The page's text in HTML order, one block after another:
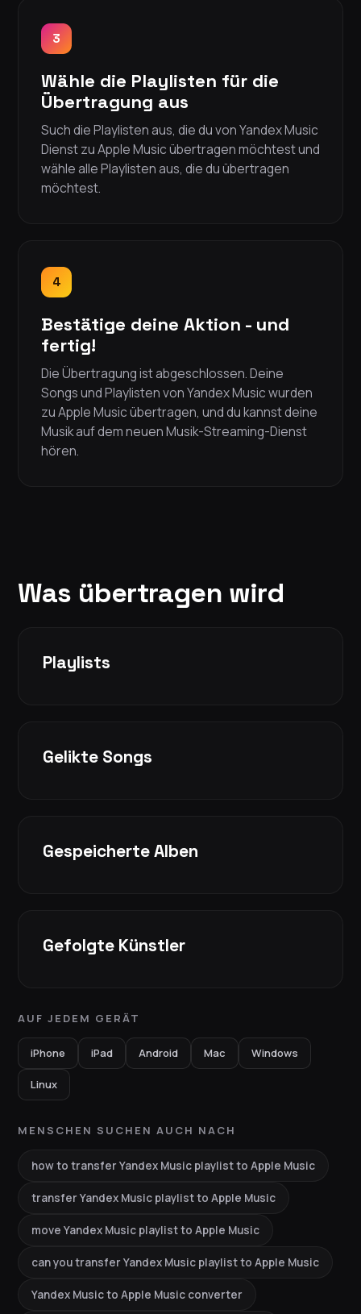
3
Wähle die Playlisten für die
Übertragung aus
Such die Playlisten aus, die du von Yandex Music
Dienst zu Apple Music übertragen möchtest und
wähle alle Playlisten aus, die du übertragen
möchtest.
4
Bestätige deine Aktion - und
fertig!
Die Übertragung ist abgeschlossen. Deine
Songs und Playlisten von Yandex Music wurden
zu Apple Music übertragen, und du kannst deine
Musik auf dem neuen Musik-Streaming-Dienst
hören.
Was übertragen wird
Playlists
Gelikte Songs
Gespeicherte Alben
Gefolgte Künstler
AUF JEDEM GERÄT
iPhone iPad Android Mac Windows
Linux
MENSCHEN SUCHEN AUCH NACH
how to transfer Yandex Music playlist to Apple Music
transfer Yandex Music playlist to Apple Music
move Yandex Music playlist to Apple Music
can you transfer Yandex Music playlist to Apple Music
Yandex Music to Apple Music converter